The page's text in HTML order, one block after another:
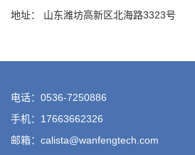
地址： 山东潍坊高新区北海路3323号
电话：0536-7250886
手机：17663662326
邮箱：calista@wanfengtech.com